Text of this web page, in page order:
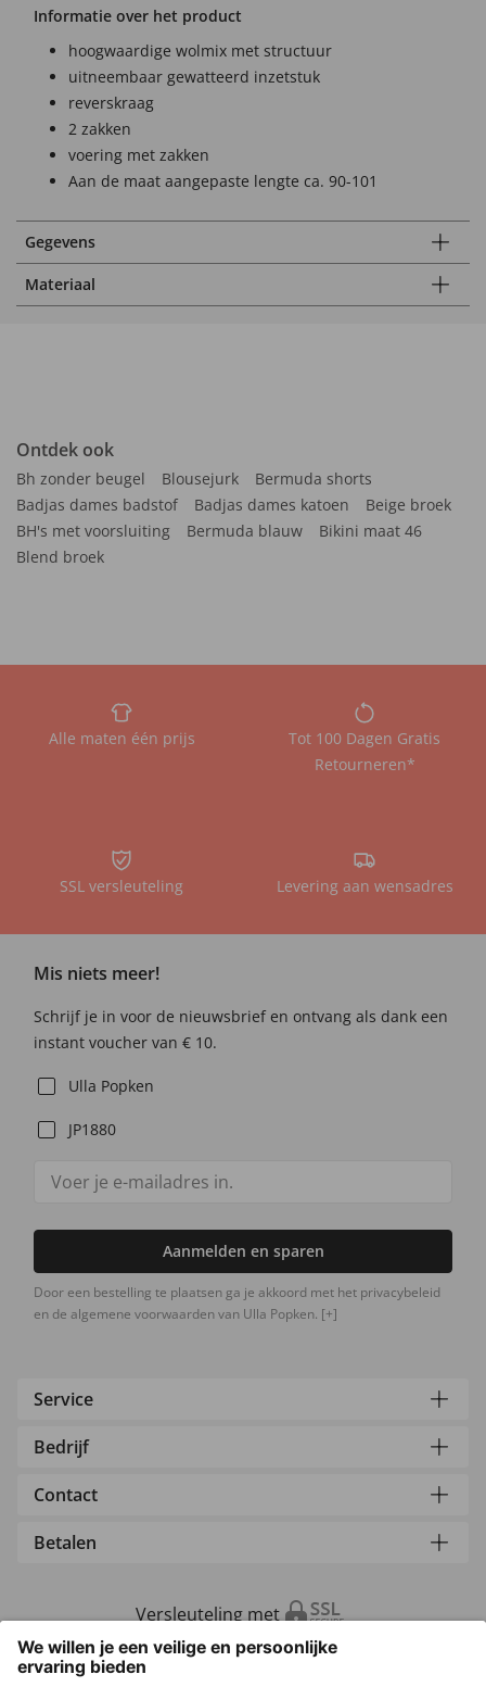
Informatie over het product
hoogwaardige wolmix met structuur
uitneembaar gewatteerd inzetstuk
reverskraag
2 zakken
voering met zakken
Aan de maat aangepaste lengte ca. 90-101
Gegevens
Materiaal
Ontdek ook
Bh zonder beugel Blousejurk
Bermuda shorts
Badjas dames badstof
Badjas dames katoen
Beige broek
BH's met voorsluiting
Bermuda blauw
Bikini maat 46
Blend broek
Alle maten één prijs
Tot 100 Dagen Gratis
Retourneren*
SSL versleuteling Levering aan wensadres
Mis niets meer!
Schrijf je in voor de nieuwsbrief en ontvang als dank een
instant voucher van € 10.
Ulla Popken
JP1880
Aanmelden en sparen
Door een bestelling te plaatsen ga je akkoord met het privacybeleid
en de algemene voorwaarden van Ulla Popken. [+]
Service
Bedrijf
Contact
Betalen
Versleuteling met